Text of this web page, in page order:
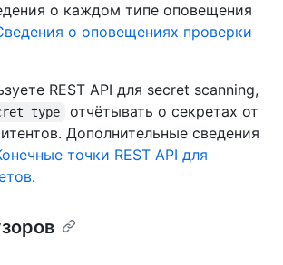
о каждом типе оповещения
о оповещениях проверки
REST API для secret scanning,
type
отчётывать о секретах от
Дополнительные сведения
точки REST API для
.